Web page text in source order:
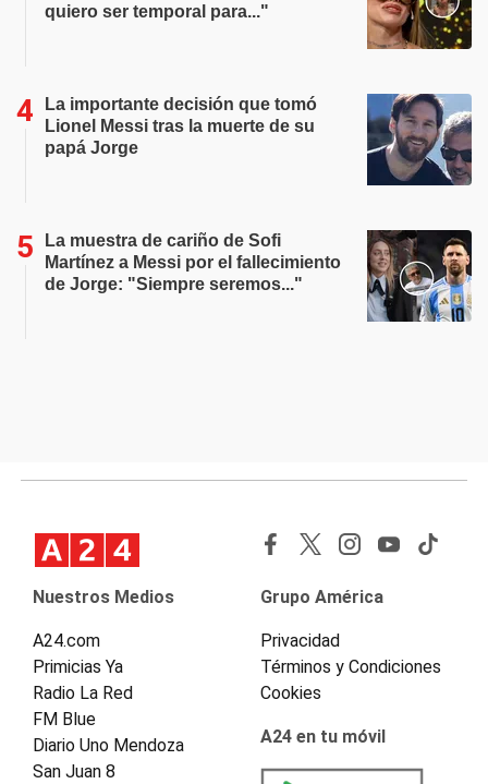
quiero ser temporal para..."
La importante decisión que tomó
Lionel Messi tras la muerte de su
papá Jorge
La muestra de cariño de Sofi
Martínez a Messi por el fallecimiento
de Jorge: "Siempre seremos..."
Nuestros Medios
A24.com
Primicias Ya
Radio La Red
FM Blue
Diario Uno Mendoza
San Juan 8
Grupo América
Privacidad
Términos y Condiciones
Cookies
A24 en tu móvil